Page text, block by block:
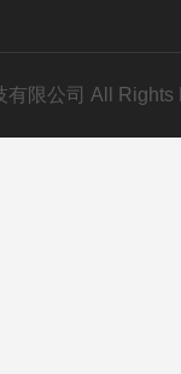
有限公司 All